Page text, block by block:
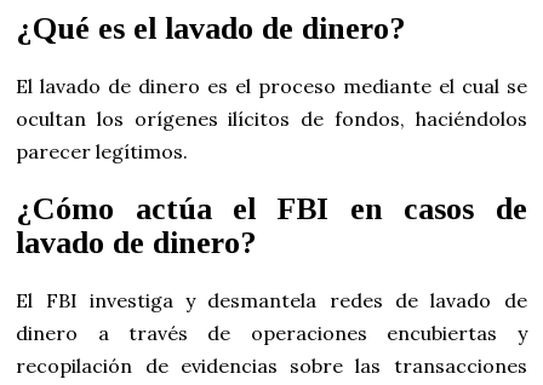
¿Qué es el lavado de dinero?
El lavado de dinero es el proceso mediante el cual se
ocultan los orígenes ilícitos de fondos, haciéndolos
parecer legítimos.
¿Cómo actúa el FBI en casos de
lavado de dinero?
El FBI investiga y desmantela redes de lavado de
dinero a través de operaciones encubiertas y
recopilación de evidencias sobre las transacciones